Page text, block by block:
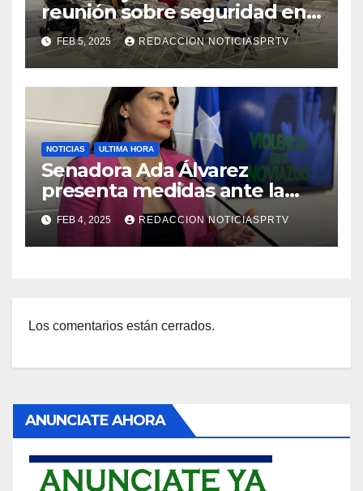
reunión sobre seguridad en
Reparto Metropolitano
FEB 5, 2025 REDACCION NOTICIASPRTV
NOTICIAS ULTIMA HORA
Senadora Ada Álvarez
presenta medidas ante la
violencia en el noviazgo
FEB 4, 2025 REDACCION NOTICIASPRTV
Los comentarios están cerrados.
ANUNCIATE AHORA